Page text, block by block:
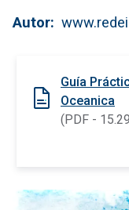
Autor
Guía
Oceanica
(PDF -